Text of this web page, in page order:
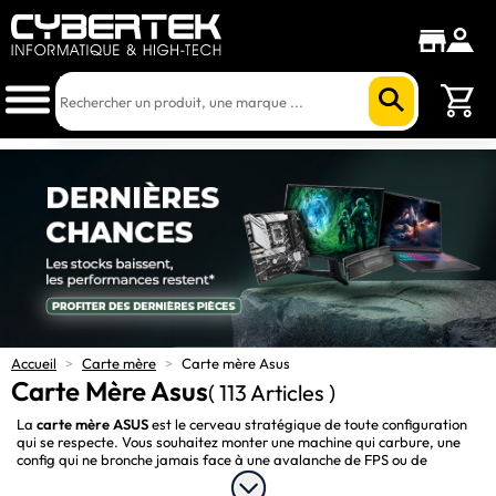
Accueil > Carte mère > Carte mère Asus
Carte Mère Asus( 113 Articles )
La carte mère ASUSest le cerveau stratégique de toute configuration
qui se respecte. Vous souhaitez monter une machine qui carbure, une
config qui ne bronche jamais face à une avalanche de FPS ou de
cartes mères ASUSsont suffisamment robustes,